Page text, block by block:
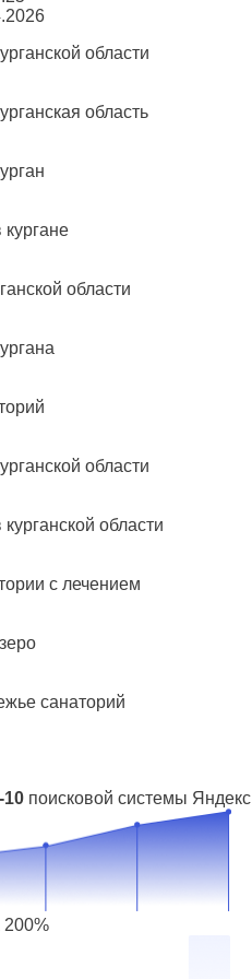
области
область
кургане
области
области
области
с лечением
санаторий
поисковой системы Яндекс